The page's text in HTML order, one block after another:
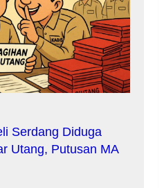
Serdang Diduga
Utang, Putusan MA